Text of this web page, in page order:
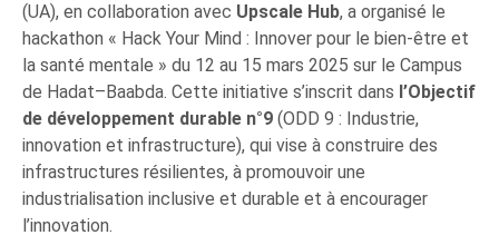
(UA), en collaboration avec Upscale Hub, a organisé le
hackathon « Hack Your Mind : Innover pour le bien-être et
la santé mentale » du 12 au 15 mars 2025 sur le Campus
de Hadat–Baabda. Cette initiative s’inscrit dans l’Objectif
de développement durable n°9 (ODD 9 : Industrie,
innovation et infrastructure), qui vise à construire des
infrastructures résilientes, à promouvoir une
industrialisation inclusive et durable et à encourager
l’innovation.